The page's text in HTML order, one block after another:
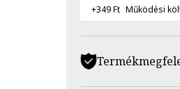
+349 Ft Működési